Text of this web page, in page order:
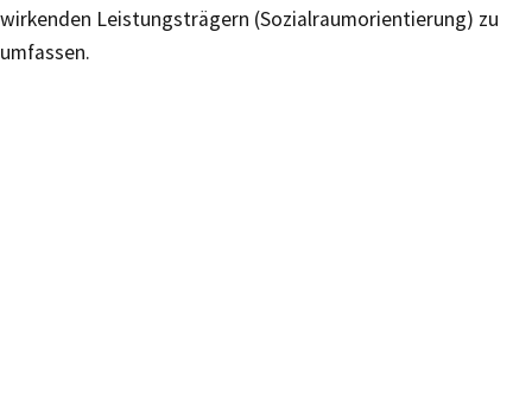
wirkenden Leistungsträgern (Sozialraumorientierung) zu
umfassen.